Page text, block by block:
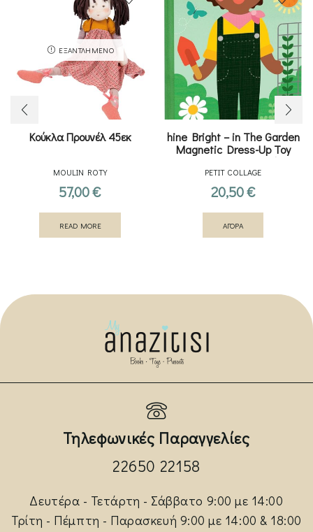
ΕΞΑΝΤΛΗΜΈΝΟ
Κούκλα Προυνέλ 45εκ
MOULIN ROTY
57,00€
READ MORE
hine Bright – in The Garden
Magnetic Dress-Up Toy
Magnetic Game Board with
Mix and Match Magnetic
Pieces
PETIT COLLAGE
20,50€
ΑΓΟΡΑ
Τηλεφωνικές Παραγγελίες
22650 22158
Δευτέρα - Τετάρτη - Σάββατο 9:00 με 14:00
Τρίτη - Πέμπτη - Παρασκευή 9:00 με 14:00 & 18:00